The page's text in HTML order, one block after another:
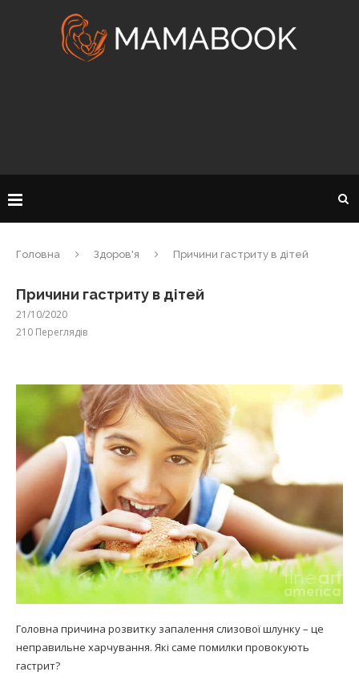
Головна Здоров'я Причини гастриту в дітей
Причини гастриту в дітей
21/10/2020
210 Переглядів
Головна причина розвитку запалення слизової шлунку – це
неправильне харчування. Які саме помилки провокують
гастрит?